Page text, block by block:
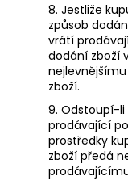
8. Jestliže
způsob
vrátí
dodání zboží
zboží.
9. Odstoupí-
prodávající
prostředky
zboží předá